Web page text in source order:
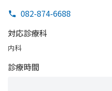
082-874-6688
対応診療科
内科
診療時間